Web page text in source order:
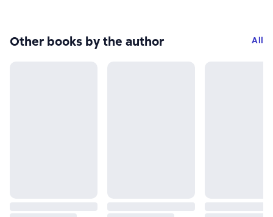
Other books by the author All